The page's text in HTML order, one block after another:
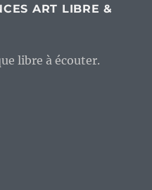
ART LIBRE &
libre à écouter.